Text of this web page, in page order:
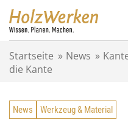
Startseite » News »
die Kante
News Werkzeug & Material